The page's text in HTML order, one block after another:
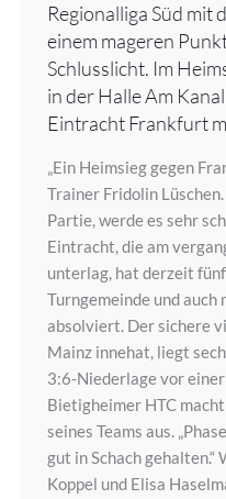
Regionalliga Süd mit
einem mageren
Schlusslicht. Im
in der Halle Am
Eintracht Frankfurt
„Ein Heimsieg gegen
Trainer Fridolin
Partie, werde es sehr
Eintracht, die am
unterlag, hat derzeit
Turngemeinde und auch
absolviert. Der sichere
Mainz innehat, liegt
3:6-Niederlage vor
Bietigheimer HTC
seines Teams aus.
gut in Schach
Koppel und Elisa